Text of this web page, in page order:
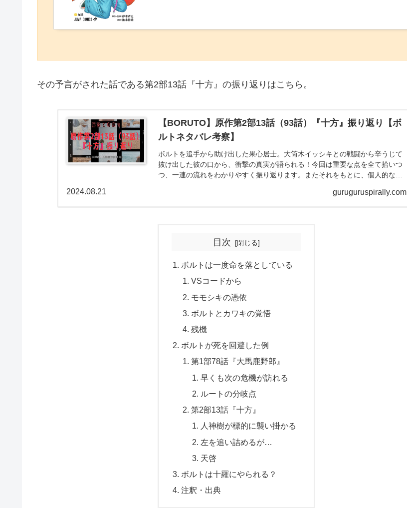
その予言がされた話である第2部13話『十方』の振り返りはこちら。
【BORUTO】原作第2部13話（93話）『十方』振り返り【ボ
ルトネタバレ考察】
ボルトを追手から助け出した果心居士。大筒木イッシキとの戦闘から辛うじて
抜け出した彼の口から、衝撃の真実が語られる！今回は重要な点を全て拾いつ
つ、一連の流れをわかりやすく振り返ります。またそれをもとに、個人的な考
guruguruspirally.com
2024.08.21
目次
ボルトは一度命を落としている
VSコードから
モモシキの憑依
ボルトとカワキの覚悟
残機
ボルトが死を回避した例
第1部78話『大馬鹿野郎』
早くも次の危機が訪れる
ルートの分岐点
第2部13話『十方』
人神樹が標的に襲い掛かる
左を追い詰めるが…
天啓
ボルトは十羅にやられる？
注釈・出典